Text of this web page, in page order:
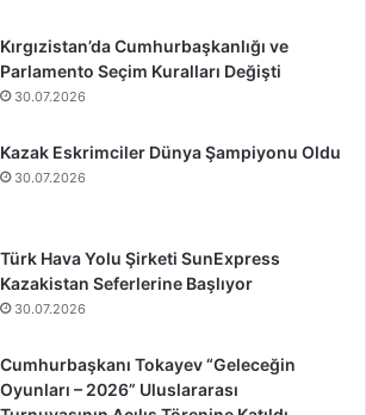
Kırgızistan’da Cumhurbaşkanlığı ve
Parlamento Seçim Kuralları Değişti
30.07.2026
Kazak Eskrimciler Dünya Şampiyonu Oldu
30.07.2026
Türk Hava Yolu Şirketi SunExpress
Kazakistan Seferlerine Başlıyor
30.07.2026
Cumhurbaşkanı Tokayev “Geleceğin
Oyunları – 2026” Uluslararası